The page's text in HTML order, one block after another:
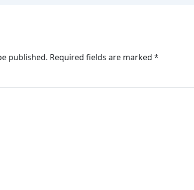
published. Required fields are marked *